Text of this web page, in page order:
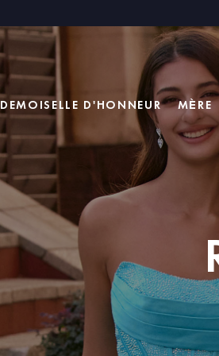
DEMOISELLE D'HONNEUR MÈRE